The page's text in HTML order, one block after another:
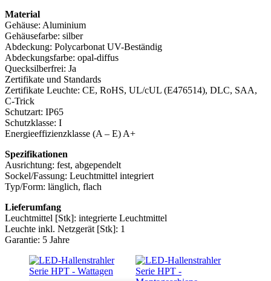
Material
Gehäuse: Aluminium
Gehäusefarbe: silber
Abdeckung: Polycarbonat UV-Beständig
Abdeckungsfarbe: opal-diffus
Quecksilberfrei: Ja
Zertifikate und Standards
Zertifikate Leuchte: CE, RoHS, UL/cUL (E476514), DLC, SAA,
C-Trick
Schutzart: IP65
Schutzklasse: I
Energieeffizienzklasse (A – E) A+
Spezifikationen
Ausrichtung: fest, abgependelt
Sockel/Fassung: Leuchtmittel integriert
Typ/Form: länglich, flach
Lieferumfang
Leuchtmittel [Stk]: integrierte Leuchtmittel
Leuchte inkl. Netzgerät [Stk]: 1
Garantie: 5 Jahre